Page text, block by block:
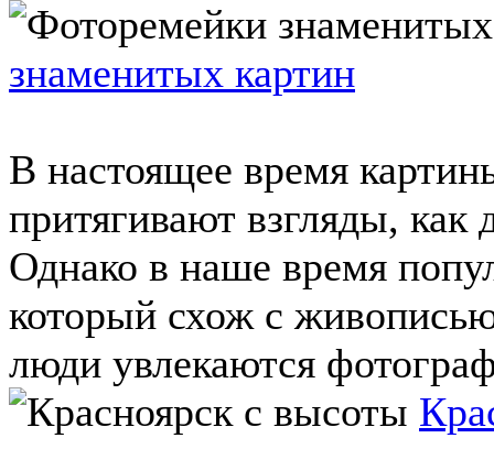
знаменитых картин
В настоящее время
притягивают взгляды, как
Однако в наше время
который схож с
люди увлекаются